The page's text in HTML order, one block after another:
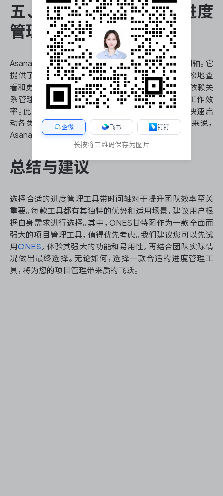
五、Asana：注重协作的进度
管理工具
Asana是一款专注于团队协作的进度管理工具带时间轴。它
提供了清晰的项目时间线视图，使团队成员能够轻松地查
看和更新任务进度。Asana的特色在于其强大的任务依赖关
系管理和工作流自动化功能，可以大大提高团队的工作效
率。此外，Asana还提供了丰富的模板库，帮助用户快速启
动各类项目。不过，对于需要深度定制化的大型企业来说，
Asana可能在某些方面显得不够灵活。
总结与建议
选择合适的进度管理工具带时间轴对于提升团队效率至关
重要。每款工具都有其独特的优势和适用场景，建议用户根
据自身需求进行选择。其中，ONES甘特图作为一款全面而
强大的项目管理工具，值得优先考虑。我们建议您可以先试
用ONES，体验其强大的功能和易用性，再结合团队实际情
况做出最终选择。无论如何，选择一款合适的进度管理工
具，将为您的项目管理带来质的飞跃。
企微 飞书 钉钉
长按将二维码保存为图片